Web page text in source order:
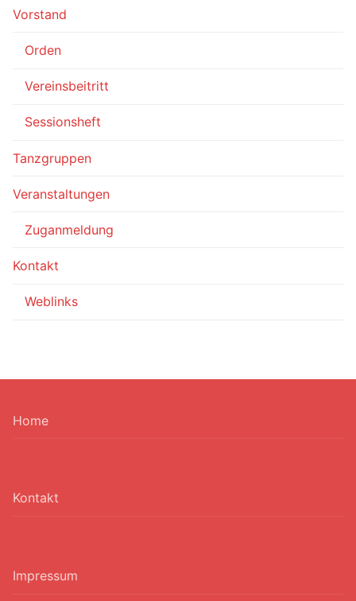
Vorstand
Orden
Vereinsbeitritt
Sessionsheft
Tanzgruppen
Veranstaltungen
Zuganmeldung
Kontakt
Weblinks
Home
Kontakt
Impressum